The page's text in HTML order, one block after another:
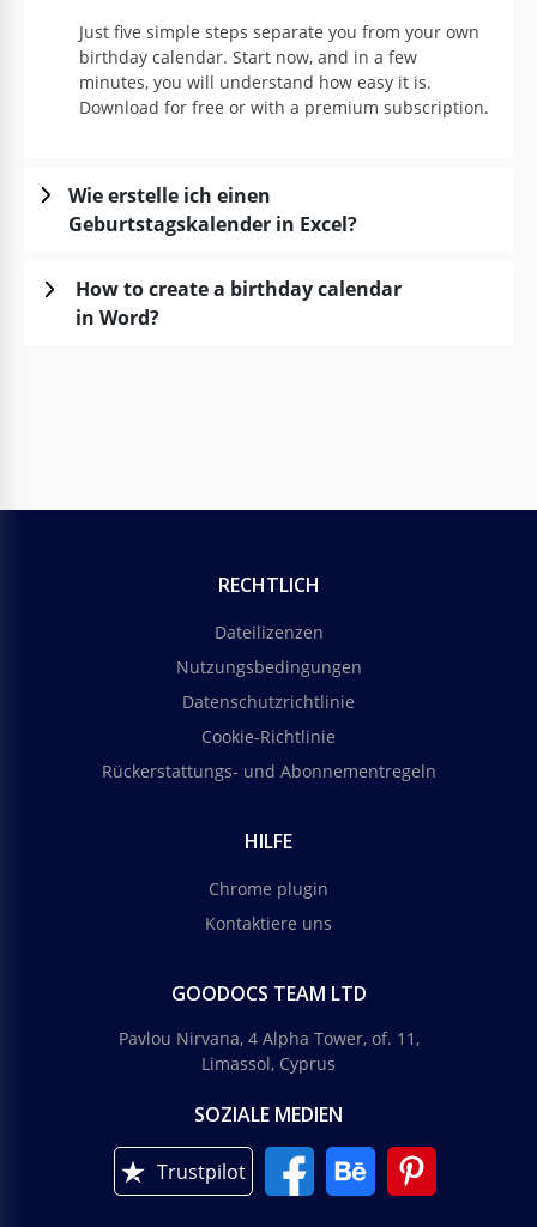
Just five simple steps separate you from your own
birthday calendar. Start now, and in a few
minutes, you will understand how easy it is.
Download for free or with a premium subscription.
Wie erstelle ich einen
Geburtstagskalender in Excel?
How to create a birthday calendar
in Word?
RECHTLICH
Dateilizenzen
Nutzungsbedingungen
Datenschutzrichtlinie
Cookie-Richtlinie
Rückerstattungs- und Abonnementregeln
HILFE
Chrome plugin
Kontaktiere uns
GOODOCS TEAM LTD
Pavlou Nirvana, 4 Alpha Tower, of. 11,
Limassol, Cyprus
SOZIALE MEDIEN
Trustpilot